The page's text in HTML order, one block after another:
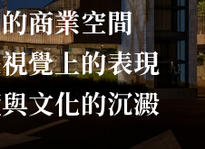
商業空間
覺上的表現
文化的沉澱